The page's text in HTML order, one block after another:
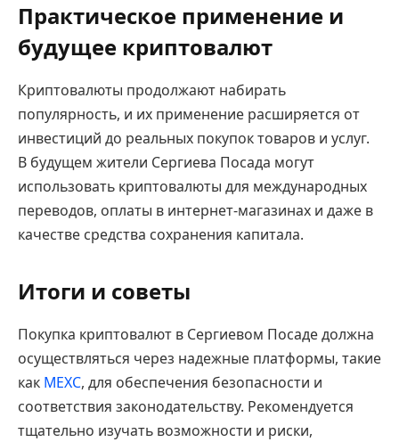
Практическое применение и
будущее криптовалют
Криптовалюты продолжают набирать
популярность, и их применение расширяется от
инвестиций до реальных покупок товаров и услуг.
В будущем жители Сергиева Посада могут
использовать криптовалюты для международных
переводов, оплаты в интернет-магазинах и даже в
качестве средства сохранения капитала.
Итоги и советы
Покупка криптовалют в Сергиевом Посаде должна
осуществляться через надежные платформы, такие
как MEXC, для обеспечения безопасности и
соответствия законодательству. Рекомендуется
тщательно изучать возможности и риски,